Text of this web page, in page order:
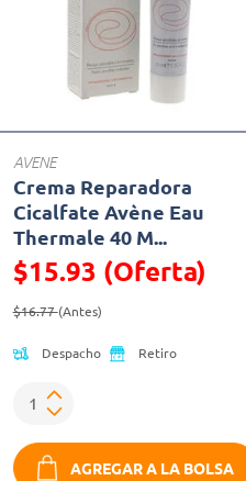
AVENE
Crema Reparadora
Cicalfate Avène Eau
Thermale 40 M...
$15.93 (Oferta)
Precio reducido de
$16.77(Antes)(Oferta)
Despacho Retiro
AGREGAR A LA BOLSA